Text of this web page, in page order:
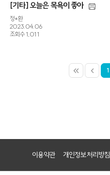
[기타] 오늘은 목욕이 좋아
정*환
2023.04.06
조회수 1,011
1
이용약관 개인정보처리방침